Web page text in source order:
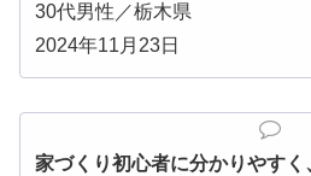
30代男性／栃木県
2024年11月23日
家づくり初心者に分かりやすく